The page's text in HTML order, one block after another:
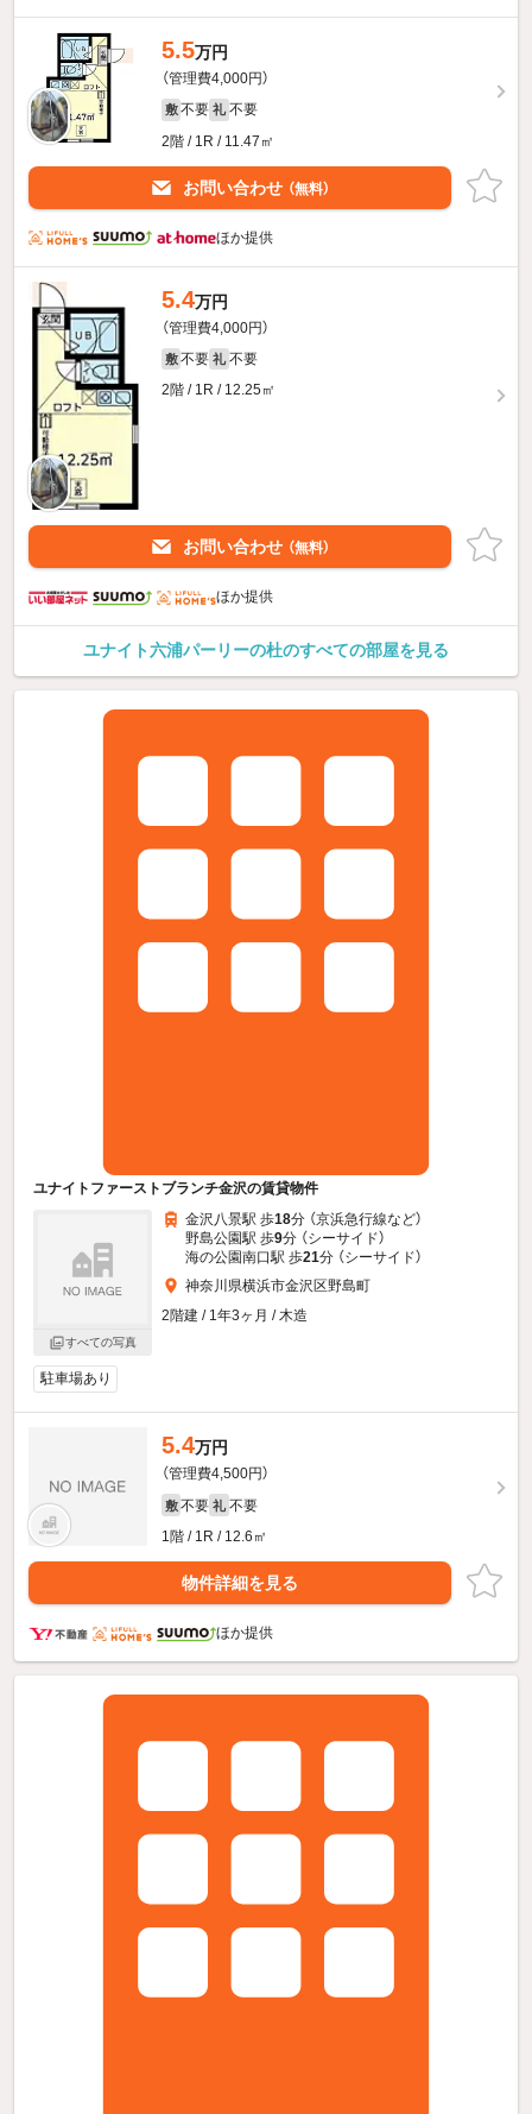
5.5万円
（管理費4,000円）
敷 不要 礼 不要
2階 / 1R / 11.47㎡
お問い合わせ （無料）
ほか提供
5.4万円
（管理費4,000円）
敷 不要 礼 不要
2階 / 1R / 12.25㎡
お問い合わせ （無料）
ほか提供
ユナイト六浦パーリーの杜のすべての部屋を見る
ユナイトファーストブランチ金沢の賃貸物件
すべての写真
金沢八景駅 歩18分 （京浜急行線など）
野島公園駅 歩9分 （シーサイド）
海の公園南口駅 歩21分 （シーサイド）
神奈川県横浜市金沢区野島町
2階建 / 1年3ヶ月 / 木造
駐車場あり
5.4万円
（管理費4,500円）
敷 不要 礼 不要
1階 / 1R / 12.6㎡
物件詳細を見る
ほか提供